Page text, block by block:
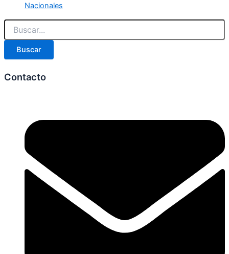
Nacionales
Buscar
Contacto